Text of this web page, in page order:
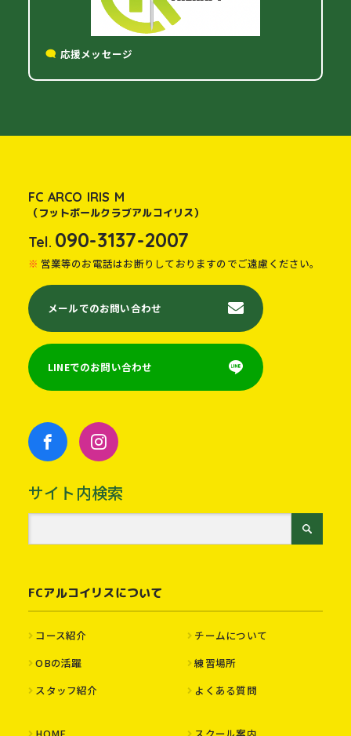
応援メッセージ
FC ARCO IRIS M
（フットボールクラブアルコイリス）
Tel. 090-3137-2007
営業等のお電話はお断りしておりますのでご遠慮ください。
メールでのお問い合わせ
LINEでのお問い合わせ
サイト内検索
FCアルコイリスについて
コース紹介
チームについて
OBの活躍
練習場所
スタッフ紹介
よくある質問